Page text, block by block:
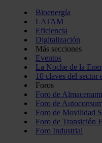
Bioenergía
LATAM
Eficiencia
Digitalización
Más secciones
Eventos
La Noche de la
10 claves del sector
Foros
Foro de
Foro de
Foro de Movilidad
Foro de Transición
Foro Industrial